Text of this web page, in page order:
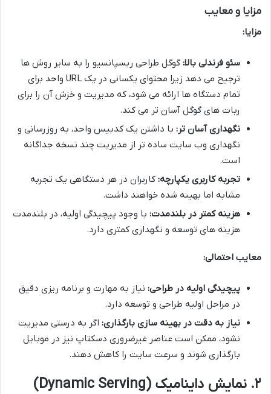
مزایا و معایب
مزایا:
سئو فرندلی بالا: گوگل طراحی ریسپانسیو را به سایر روش ها
ترجیح می دهد زیرا محتوای یکسانی در یک URL واحد برای
تمام دستگاه ها ارائه می شود، که مدیریت و خزش آن را برای
ربات های گوگل آسان تر می کند.
نگهداری آسان تر: با داشتن یک کدبیس واحد، به روزرسانی و
نگهداری وب سایت ساده تر از مدیریت چند نسخه جداگانه
است.
تجربه کاربری یکپارچه: کاربران در هر دستگاهی یک تجربه
مشابه اما بهینه شده خواهند داشت.
هزینه کمتر در بلندمدت: با وجود پیچیدگی اولیه، در بلندمدت
هزینه های توسعه و نگهداری کمتری دارد.
معایب احتمالی:
پیچیدگی اولیه در طراحی: نیاز به مهارت و برنامه ریزی دقیق
در مراحل اولیه طراحی و توسعه دارد.
نیاز به دقت در بهینه سازی بارگذاری: اگر به درستی مدیریت
نشود، ممکن است عناصر غیرضروری دسکتاپ نیز در موبایل
بارگذاری شوند و سرعت سایت را کاهش دهند.
۲. نمایش داینامیک (Dynamic Serving)